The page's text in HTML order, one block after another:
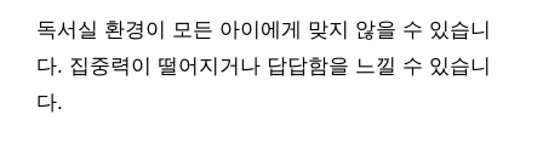
독서실 환경이 모든 아이에게 맞지 않을 수 있습니
다. 집중력이 떨어지거나 답답함을 느낄 수 있습니
다.